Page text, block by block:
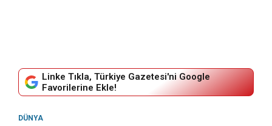
Linke Tıkla, Türkiye Gazetesi'ni Google
Favorilerine Ekle!
DÜNYA